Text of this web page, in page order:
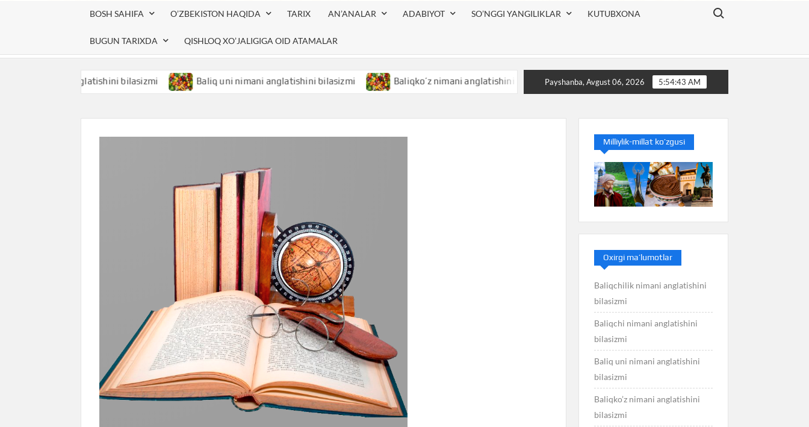
BOSH SAHIFA O’ZBEKISTON HAQIDA TARIX AN’ANALAR ADABIYOT SO’NGGI YANGILIKLAR KUTUBXONA
BUGUN TARIXDA QISHLOQ XO’JALIGIGA OID ATAMALAR
Search for:
anglatishini bilasizmi Baliq uni nimani anglatishini bilasizmi Baliqko’z nimani anglatishini bilasizmi Baliq nimani anglatishini bilasizmi
Payshanba, Avgust 06, 2026 5:54:44 AM
Milliylik-millat ko’zgusi
Oxirgi ma’lumotlar
Baliqchilik nimani anglatishini
bilasizmi
Baliqchi nimani anglatishini
bilasizmi
Baliq uni nimani anglatishini
bilasizmi
Baliqko’z nimani anglatishini
bilasizmi